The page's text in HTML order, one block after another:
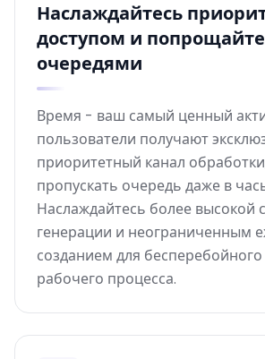
Наслаждайтесь
доступом и
очередями
Время - ваш самый ценный
пользователи получают
приоритетный канал
пропускать очередь даже в
Наслаждайтесь более высокой
генерации и неограниченным
созданием для бесперебойного
рабочего процесса.